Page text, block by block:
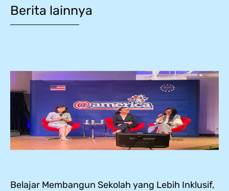
Berita lainnya
Belajar Membangun Sekolah yang Lebih Inklusif,